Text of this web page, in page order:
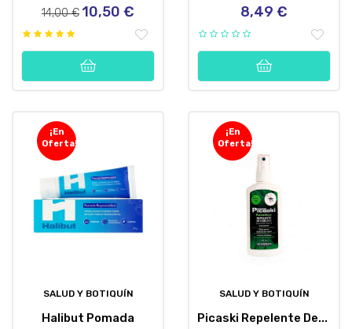
Precio
14,00 € Precio
10,50 € Precio
8,49 €
¡En
Oferta!
SALUD Y BOTIQUÍN
Halibut Pomada
¡En
Oferta!
SALUD Y BOTIQUÍN
Picaski Repelente De...